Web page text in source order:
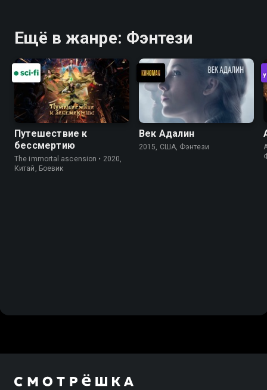
Ещё в жанре: Фэнтези
Путешествие к
бессмертию
The immortal ascension • 2020,
Китай, Боевик
Век Адалин
2015, США, Фэнтези